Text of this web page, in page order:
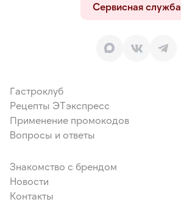
Сервисная служба
Гастроклуб
Рецепты ЭТэкспресс
Применение промокодов
Вопросы и ответы
Знакомство с брендом
Новости
Контакты